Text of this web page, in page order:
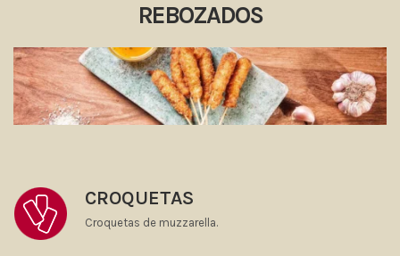
REBOZADOS
CROQUETAS
Croquetas de muzzarella.